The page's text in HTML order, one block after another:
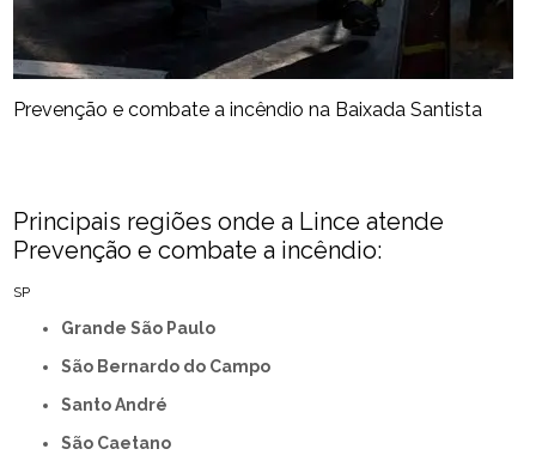
Prevenção e combate a incêndio​ na Baixada Santista
Principais regiões onde a Lince atende
Prevenção e combate a incêndio​:
SP
Grande São Paulo
São Bernardo do Campo
Santo André
São Caetano